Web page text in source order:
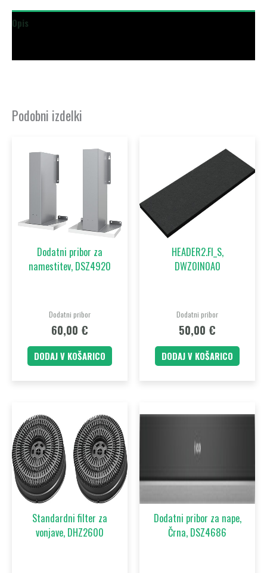
Opis
Podobni izdelki
Dodatni pribor za
namestitev, DSZ4920
Dodatni pribor
60,00 €
DODAJ V KOŠARICO
HEADER2.FI_S,
DWZ0IN0A0
Dodatni pribor
50,00 €
DODAJ V KOŠARICO
Standardni filter za
vonjave, DHZ2600
Dodatni pribor za nape,
Črna, DSZ4686